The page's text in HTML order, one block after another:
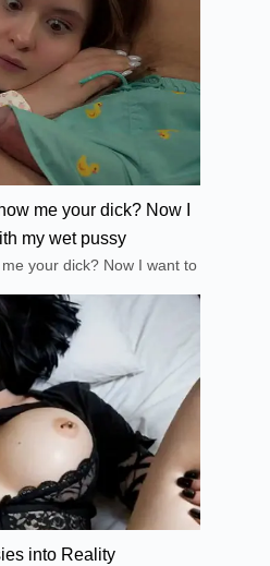
me your dick? Now I
my wet pussy
your dick? Now I want to
wet pussy
into Reality